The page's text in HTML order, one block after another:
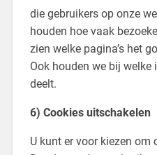
die gebruikers op onze
houden hoe vaak
zien welke pagina’s het
Ook houden we bij
deelt.
6) Cookies uitschakelen
U kunt er voor kiezen om